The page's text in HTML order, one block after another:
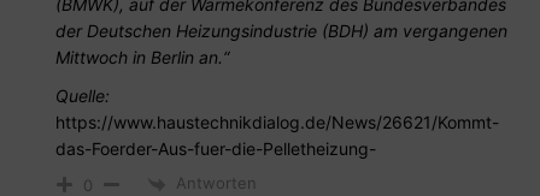
(BMWK), auf der Wärmekonferenz des Bundesverbandes
der Deutschen Heizungsindustrie (BDH) am vergangenen
Mittwoch in Berlin an.“
Quelle:
https://www.haustechnikdialog.de/News/26621/Kommt-
das-Foerder-Aus-fuer-die-Pelletheizung-
0 Antworten